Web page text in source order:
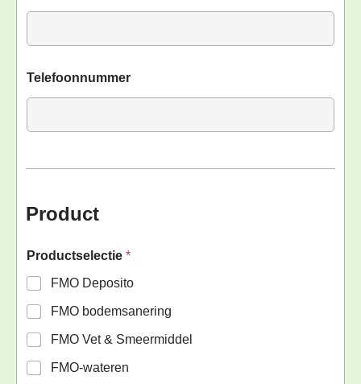
Telefoonnummer
Product
Productselectie *
FMO Deposito
FMO bodemsanering
FMO Vet & Smeermiddel
FMO-wateren